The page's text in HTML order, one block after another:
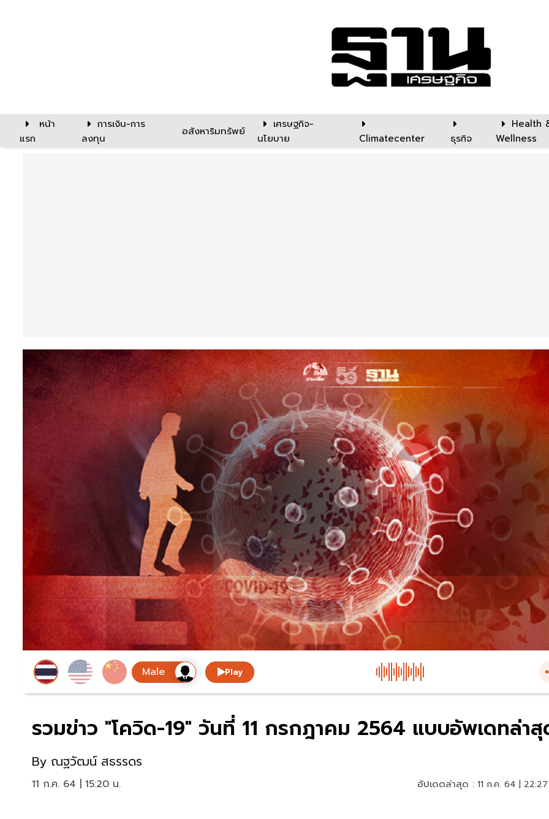
หน้า
แรก
การเงิน-การ
ลงทุน
อสังหาริมทรัพย์
เศรษฐกิจ-
นโยบาย
Climatecenter ธุรกิจ
Health
Wellness
Play
รวมข่าว "โควิด-19" วันที่ 11 กรกฎาคม 2564 แบบอัพเดทล่า
By ณฐวัฒน์ สธรรดร
11 ก.ค. 64 | 15:20 น. อัปเดตล่าสุด : 11 ก.ค. 64 |